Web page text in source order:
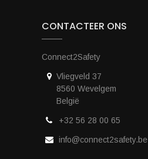
CONTACTEER ONS
Connect2Safety
Vliegveld 37
8560 Wevelgem
België
+32 56 28 00 65
info@connect2safety.be